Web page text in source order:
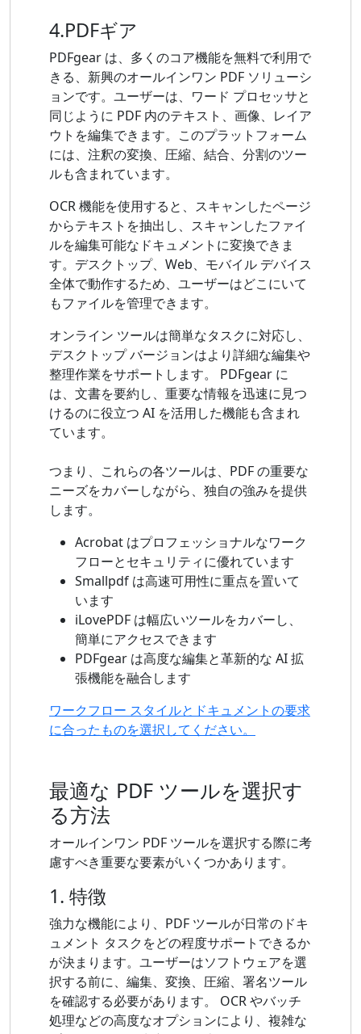
4.PDFギア
PDFgear は、多くのコア機能を無料で利用で
きる、新興のオールインワン PDF ソリューシ
ョンです。ユーザーは、ワード プロセッサと
同じように PDF 内のテキスト、画像、レイア
ウトを編集できます。このプラットフォーム
には、注釈の変換、圧縮、結合、分割のツー
ルも含まれています。
OCR 機能を使用すると、スキャンしたページ
からテキストを抽出し、スキャンしたファイ
ルを編集可能なドキュメントに変換できま
す。デスクトップ、Web、モバイル デバイス
全体で動作するため、ユーザーはどこにいて
もファイルを管理できます。
オンライン ツールは簡単なタスクに対応し、
デスクトップ バージョンはより詳細な編集や
整理作業をサポートします。 PDFgear に
は、文書を要約し、重要な情報を迅速に見つ
けるのに役立つ AI を活用した機能も含まれ
ています。
つまり、これらの各ツールは、PDF の重要な
ニーズをカバーしながら、独自の強みを提供
します。
Acrobat はプロフェッショナルなワーク
フローとセキュリティに優れています
Smallpdf は高速可用性に重点を置いて
います
iLovePDF は幅広いツールをカバーし、
簡単にアクセスできます
PDFgear は高度な編集と革新的な AI 拡
張機能を融合します
ワークフロー スタイルとドキュメントの要求
に合ったものを選択してください。
最適な PDF ツールを選択す
る方法
オールインワン PDF ツールを選択する際に考
慮すべき重要な要素がいくつかあります。
1. 特徴
強力な機能により、PDF ツールが日常のドキ
ュメント タスクをどの程度サポートできるか
が決まります。ユーザーはソフトウェアを選
択する前に、編集、変換、圧縮、署名ツール
を確認する必要があります。 OCR やバッチ
処理などの高度なオプションにより、複雑な